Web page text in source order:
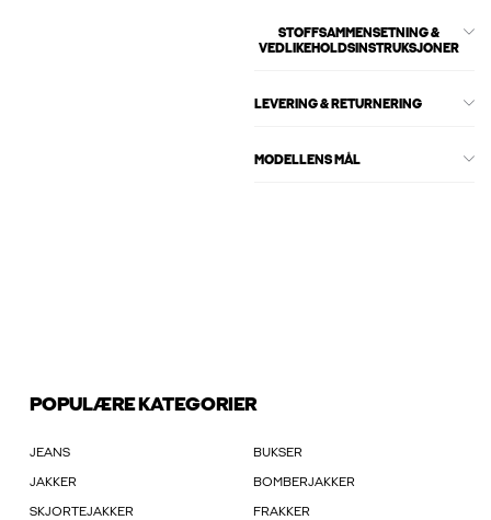
STOFFSAMMENSETNING &
VEDLIKEHOLDSINSTRUKSJONER
LEVERING & RETURNERING
MODELLENS MÅL
POPULÆRE KATEGORIER
JEANS BUKSER
JAKKER BOMBERJAKKER
SKJORTEJAKKER FRAKKER